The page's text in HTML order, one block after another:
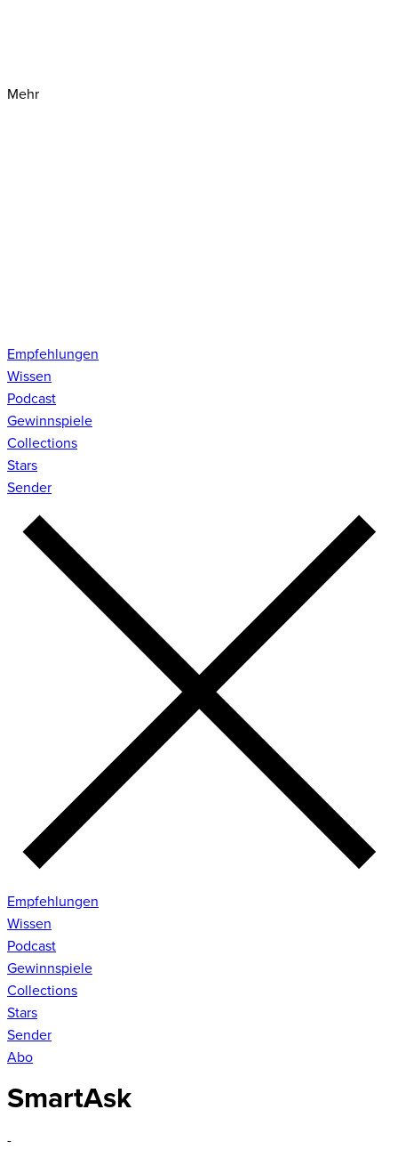
Mehr
Empfehlungen
Wissen
Podcast
Gewinnspiele
Collections
Stars
Sender
Empfehlungen
Wissen
Podcast
Gewinnspiele
Collections
Stars
Sender
Abo
SmartAsk
-